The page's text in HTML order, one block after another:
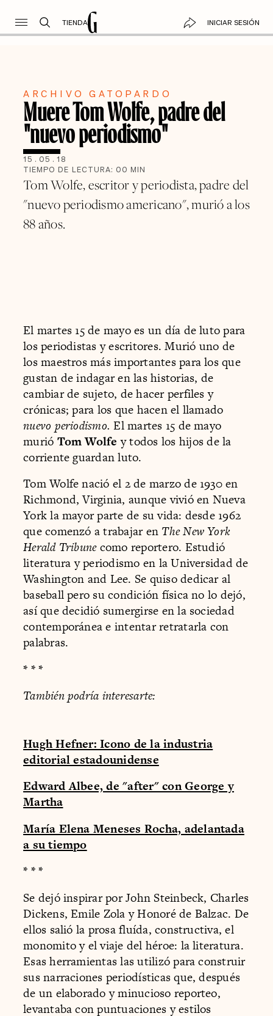
TIENDA INICIAR SESIÓN
ARCHIVO GATOPARDO
Muere Tom Wolfe, padre del
"nuevo periodismo"
15 . 05 . 18
TIEMPO DE LECTURA: 00 MIN
Tom Wolfe, escritor y periodista, padre del
"nuevo periodismo americano", murió a los
88 años.
El martes 15 de mayo es un día de luto para
los periodistas y escritores. Murió uno de
los maestros más importantes para los que
gustan de indagar en las historias, de
cambiar de sujeto, de hacer perfiles y
crónicas; para los que hacen el llamado
nuevo periodismo.El martes 15 de mayo
murió Tom Wolfe y todos los hijos de la
corriente guardan luto.
Tom Wolfe nació el 2 de marzo de 1930 en
Richmond, Virginia, aunque vivió en Nueva
York la mayor parte de su vida: desde 1962
que comenzó a trabajar en The New York
Herald Tribunecomo reportero. Estudió
literatura y periodismo en la Universidad de
Washington and Lee. Se quiso dedicar al
baseball pero su condición física no lo dejó,
así que decidió sumergirse en la sociedad
contemporánea e intentar retratarla con
palabras.
* * *
También podría interesarte:
Hugh Hefner: Icono de la industria
editorial estadounidense
Edward Albee, de "after" con George y
Martha
María Elena Meneses Rocha, adelantada
a su tiempo
* * *
Se dejó inspirar por John Steinbeck, Charles
Dickens, Emile Zola y Honoré de Balzac. De
ellos salió la prosa fluída, constructiva, el
monomito y el viaje del héroe: la literatura.
Esas herramientas las utilizó para construir
sus narraciones periodísticas que, después
de un elaborado y minucioso reporteo,
levantaba con puntuaciones y estilos